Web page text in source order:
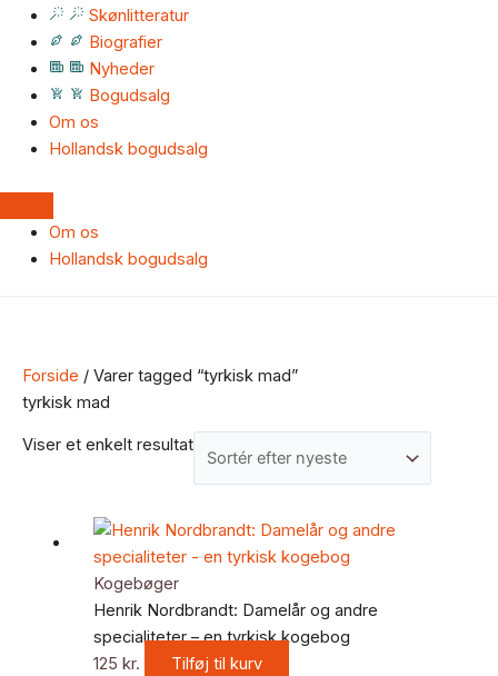
Skønlitteratur
Biografier
Nyheder
Bogudsalg
Om os
Hollandsk bogudsalg
Om os
Hollandsk bogudsalg
Forside / Varer tagged “tyrkisk mad”
tyrkisk mad
Viser et enkelt resultat
Kogebøger
Henrik Nordbrandt: Damelår og andre
specialiteter – en tyrkisk kogebog
125 kr. Tilføj til kurv